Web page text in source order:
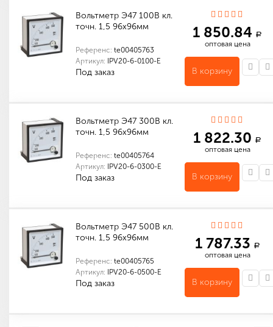
Вольтметр Э47 100В кл.
точн. 1,5 96х96мм
Референс: te00405763
Артикул:
IPV20-6-0100-E
Под заказ
1 850.84 a
оптовая цена
В корзину
Вольтметр Э47 300В кл.
точн. 1,5 96х96мм
Референс: te00405764
Артикул:
IPV20-6-0300-E
Под заказ
1 822.30 a
оптовая цена
В корзину
Вольтметр Э47 500В кл.
точн. 1,5 96х96мм
Референс: te00405765
Артикул:
IPV20-6-0500-E
Под заказ
1 787.33 a
оптовая цена
В корзину